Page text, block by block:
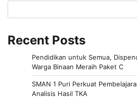
Recent Posts
Pendidikan untuk Semua,
Warga Binaan Meraih Paket C
SMAN 1 Puri Perkuat
Analisis Hasil TKA